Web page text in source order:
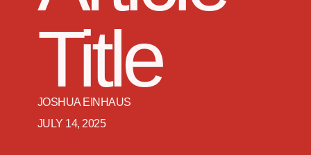
Title
JOSHUA EINHAUS
JULY 14, 2025